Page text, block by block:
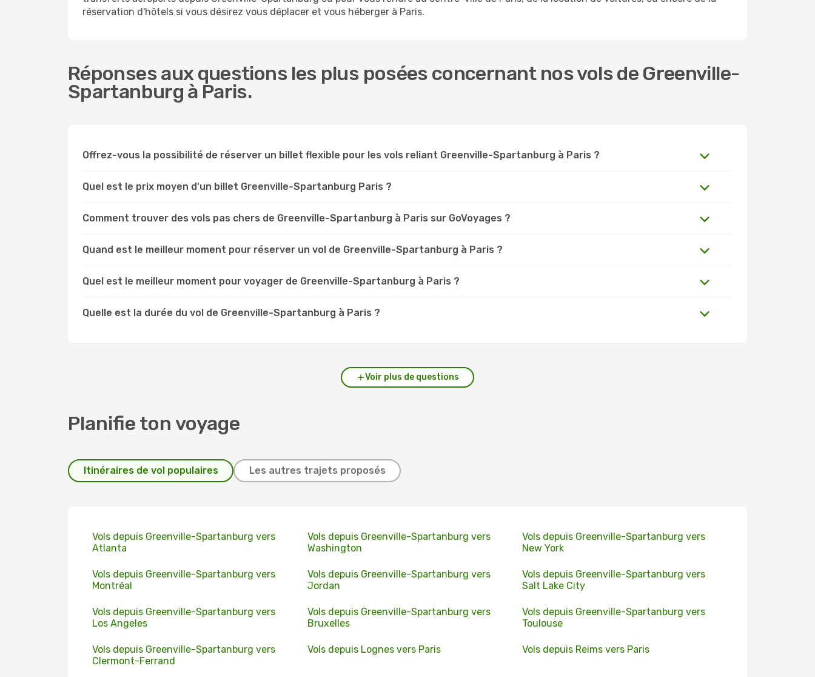
réservation d'hôtels si vous désirez vous déplacer et vous héberger à Paris.
Réponses aux questions les plus posées concernant nos vols de Greenville-
Spartanburg à Paris.
Offrez-vous la possibilité de réserver un billet flexible pour les vols reliant Greenville-Spartanburg à Paris ?
Quel est le prix moyen d'un billet Greenville-Spartanburg Paris ?
Comment trouver des vols pas chers de Greenville-Spartanburg à Paris sur GoVoyages ?
Quand est le meilleur moment pour réserver un vol de Greenville-Spartanburg à Paris ?
Quel est le meilleur moment pour voyager de Greenville-Spartanburg à Paris ?
Quelle est la durée du vol de Greenville-Spartanburg à Paris ?
Voir plus de questions
Planifie ton voyage
Itinéraires de vol populaires Les autres trajets proposés
Vols depuis Greenville-Spartanburg vers
Atlanta
Vols depuis Greenville-Spartanburg vers
Washington
Vols depuis Greenville-Spartanburg vers
New York
Vols depuis Greenville-Spartanburg vers
Montréal
Vols depuis Greenville-Spartanburg vers
Jordan
Vols depuis Greenville-Spartanburg vers
Salt Lake City
Vols depuis Greenville-Spartanburg vers
Los Angeles
Vols depuis Greenville-Spartanburg vers
Bruxelles
Vols depuis Greenville-Spartanburg vers
Toulouse
Vols depuis Greenville-Spartanburg vers
Clermont-Ferrand
Vols depuis Lognes vers Paris Vols depuis Reims vers Paris